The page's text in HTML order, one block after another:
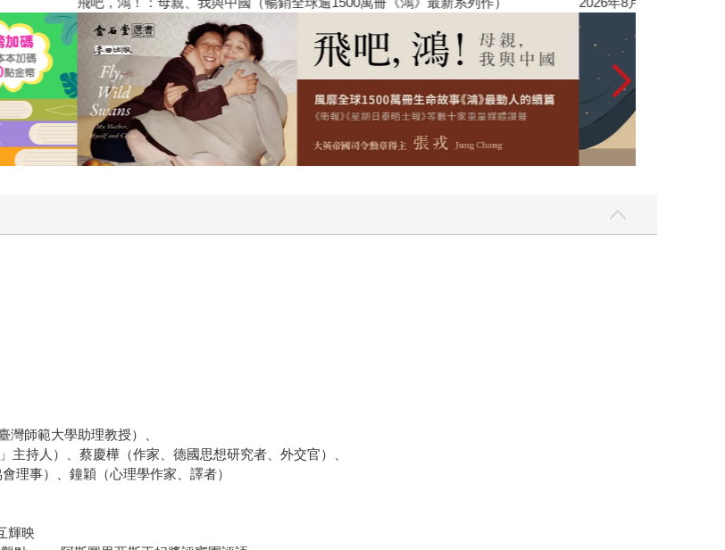
師範大學助理教授）、
主持人）、蔡慶樺（作家、德國思想研究者、外交官）、
理事）、鐘穎（心理學作家、譯者）
輝映